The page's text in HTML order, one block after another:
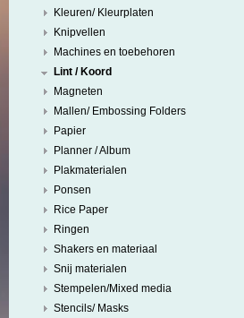
Kleuren/ Kleurplaten
Knipvellen
Machines en toebehoren
Lint / Koord
Magneten
Mallen/ Embossing Folders
Papier
Planner / Album
Plakmaterialen
Ponsen
Rice Paper
Ringen
Shakers en materiaal
Snij materialen
Stempelen/Mixed media
Stencils/ Masks